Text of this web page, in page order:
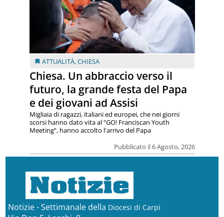
ATTUALITÀ,CHIESA
Chiesa. Un abbraccio verso il
futuro, la grande festa del Papa
e dei giovani ad Assisi
Pubblicato il 6 Agosto, 2026
Migliaia di ragazzi, italiani ed europei, che nei giorni
scorsi hanno dato vita al “GO! Franciscan Youth
Meeting”, hanno accolto l'arrivo del Papa
Notizie - Settimanale della Diocesi di Carpi